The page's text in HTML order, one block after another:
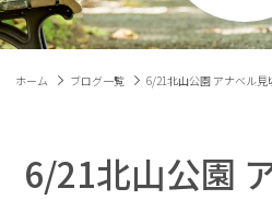
ホーム ブログ一覧 6/21北山公園 アナベル見
6/21北山公園